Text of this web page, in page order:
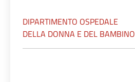
DIPARTIMENTO OSPEDALE
DELLA DONNA E DEL BAMBINO